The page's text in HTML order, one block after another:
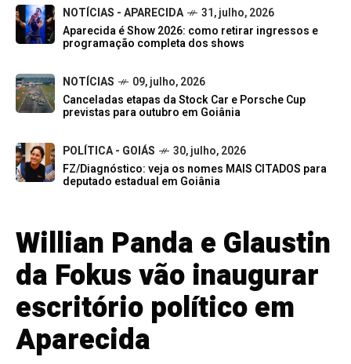
NOTÍCIAS - APARECIDA
31, julho, 2026
Aparecida é Show 2026: como retirar ingressos e
programação completa dos shows
NOTÍCIAS
09, julho, 2026
Canceladas etapas da Stock Car e Porsche Cup
previstas para outubro em Goiânia
POLÍTICA - GOIÁS
30, julho, 2026
FZ/Diagnóstico: veja os nomes MAIS CITADOS para
deputado estadual em Goiânia
Willian Panda e Glaustin
da Fokus vão inaugurar
escritório político em
Aparecida